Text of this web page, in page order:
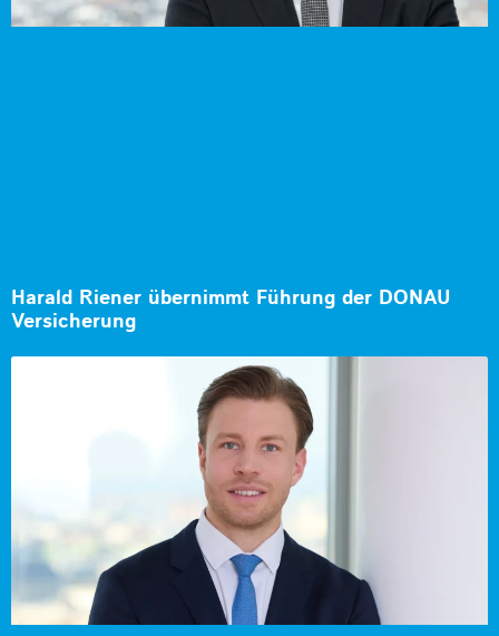
Harald Riener übernimmt Führung der DONAU
Versicherung